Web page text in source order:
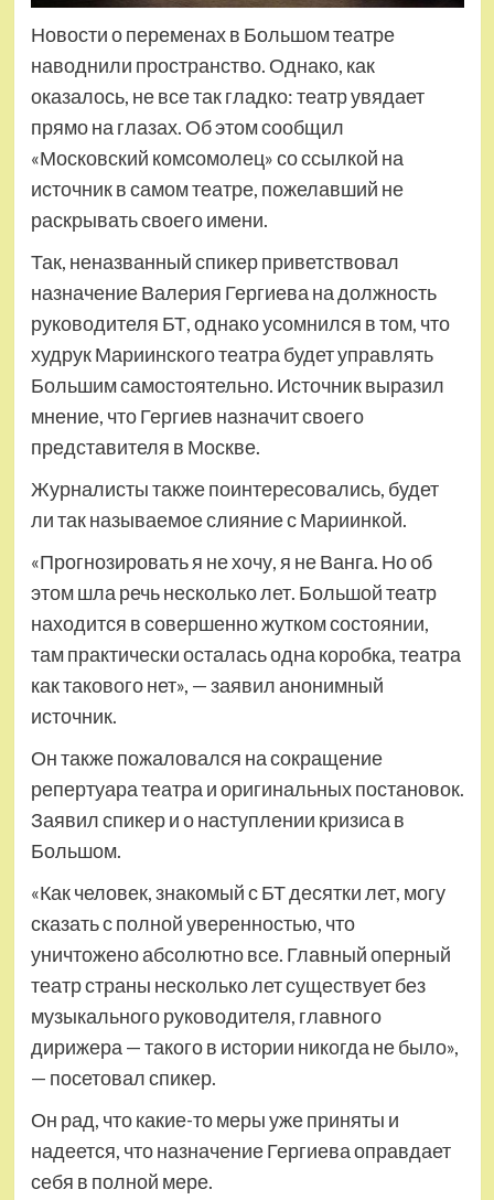
Новости о переменах в Большом театре
наводнили пространство. Однако, как
оказалось, не все так гладко: театр увядает
прямо на глазах. Об этом сообщил
«Московский комсомолец» со ссылкой на
источник в самом театре, пожелавший не
раскрывать своего имени.
Так, неназванный спикер приветствовал
назначение Валерия Гергиева на должность
руководителя БТ, однако усомнился в том, что
худрук Мариинского театра будет управлять
Большим самостоятельно. Источник выразил
мнение, что Гергиев назначит своего
представителя в Москве.
Журналисты также поинтересовались, будет
ли так называемое слияние с Мариинкой.
«Прогнозировать я не хочу, я не Ванга. Но об
этом шла речь несколько лет. Большой театр
находится в совершенно жутком состоянии,
там практически осталась одна коробка, театра
как такового нет», — заявил анонимный
источник.
Он также пожаловался на сокращение
репертуара театра и оригинальных постановок.
Заявил спикер и о наступлении кризиса в
Большом.
«Как человек, знакомый с БТ десятки лет, могу
сказать с полной уверенностью, что
уничтожено абсолютно все. Главный оперный
театр страны несколько лет существует без
музыкального руководителя, главного
дирижера — такого в истории никогда не было»,
— посетовал спикер.
Он рад, что какие-то меры уже приняты и
надеется, что назначение Гергиева оправдает
себя в полной мере.